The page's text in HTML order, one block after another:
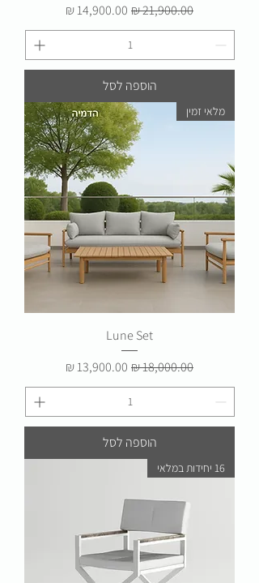
מחיר רגיל
מחיר מבצע
הוספה לסל
מלאי זמין
Lune Set
מחיר רגיל
מחיר מבצע
הוספה לסל
16 יחידות במלאי